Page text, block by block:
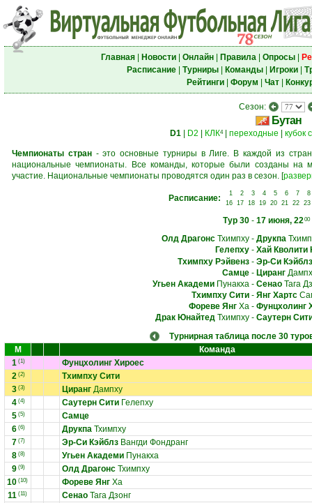
Главная| Новости| Онлайн| Правила| Опросы|
Расписание| Турниры| Команды| Игроки|
Рейтинги| Форум Чат|
Сезон:
Бутан
D1 D2 КЛК4| переходные кубок
Чемпионаты стран- это основные турниры в Лиге. В каждой из
национальные чемпионаты. Все команды, которые были созданы на
участие. Национальные чемпионаты проводятся один раз в сезон. [
Расписание: 1 2 3 4 5 6 7
8
16
17 18 19 20 21 22 23
Тур 30- 17 июня, 2200
Олд ДрагонсТхимпху- Друкпа
Гелепху- Хай Кволити
Тхимпху Рэйвенз- Эр-Си Кэйблз
Самце- Циранг
Угьен АкадемиПунакха- СенаоТага
Тхимпху Сити- Янг Хартс
Фореве ЯнгХа- Фунцхолинг
Драк ЮнайтедТхимпху- Саутерн
Турнирная таблица после 30
М
Команда
1 (1)
Фунцхолинг Хироес
2 (2)
Тхимпху Сити
3 (3) Циранг Дампху
4 (4) Саутерн Сити Гелепху
5 (5)
Самце
6 (6) Друкпа Тхимпху
7 (7) Эр-Си Кэйблз Вангди Фондранг
8 (8) Угьен Академи Пунакха
9 (9) Олд Драгонс Тхимпху
10 (10) Фореве Янг Ха
11 (11) Сенао Тага Дзонг